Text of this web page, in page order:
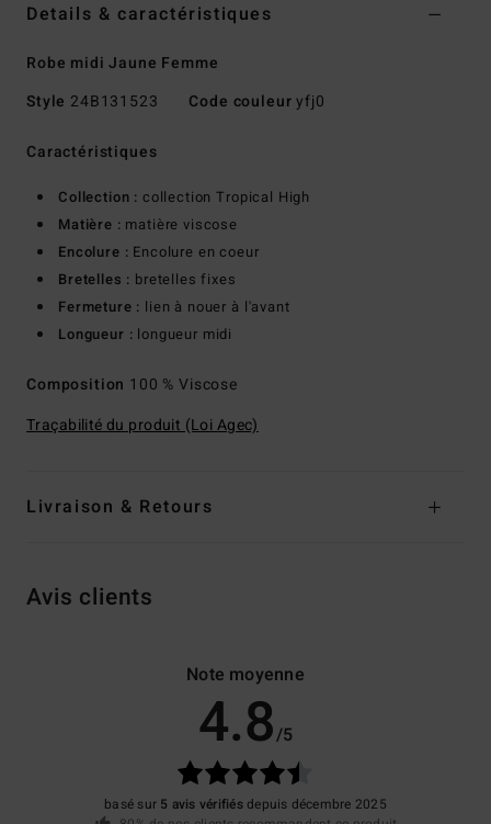
Details & caractéristiques
Robe midi Jaune Femme
Style 24B131523 Code couleuryfj0
Caractéristiques
Collection : collection Tropical High
Matière : matière viscose
Encolure : Encolure en coeur
Bretelles : bretelles fixes
Fermeture : lien à nouer à l'avant
Longueur : longueur midi
Composition 100 % Viscose
Traçabilité du produit (Loi Agec)
Livraison & Retours
Avis clients
Note moyenne
4.8/5
basé sur 5 avis vérifiésdepuis décembre 2025